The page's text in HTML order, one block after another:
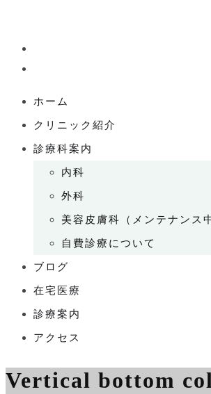
ホーム
クリニック紹介
診療科案内
内科
外科
美容皮膚科（メンテナンス
自費診療について
ブログ
在宅医療
診療案内
アクセス
Vertical bottom